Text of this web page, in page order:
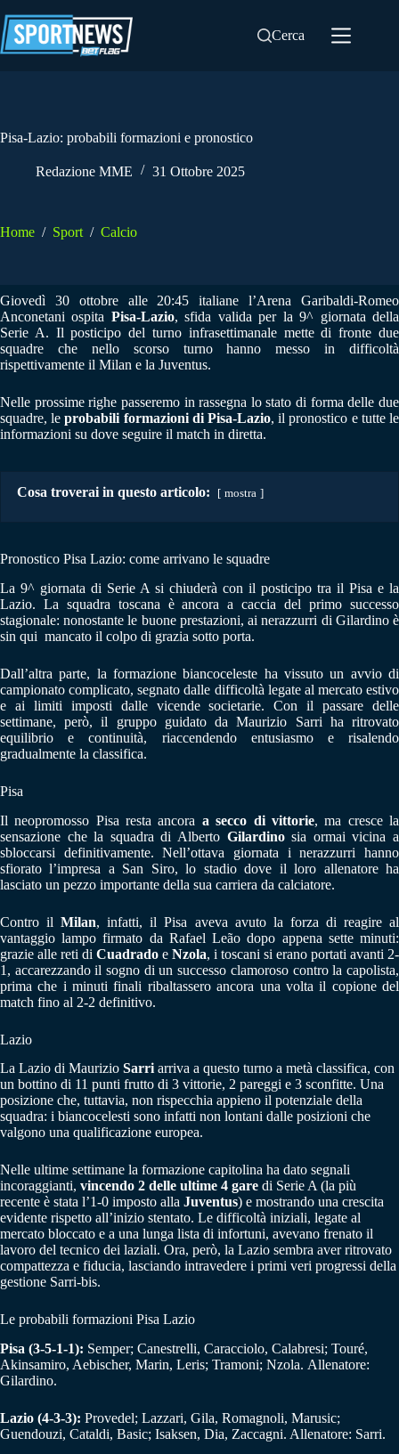
al
contenuto
Cerca
Pisa-Lazio: probabili formazioni e pronostico
Redazione MME 31 Ottobre 2025
Home / Sport / Calcio
Giovedì 30 ottobre alle 20:45 italiane l’Arena Garibaldi-Romeo
Anconetani ospita Pisa-Lazio, sfida valida per la 9^ giornata della
Serie A. Il posticipo del turno infrasettimanale mette di fronte due
squadre che nello scorso turno hanno messo in difficoltà
rispettivamente il Milan e la Juventus.
Nelle prossime righe passeremo in rassegna lo stato di forma delle due
squadre, leprobabili formazioni di Pisa-Lazio, il pronostico e tutte le
informazioni su dove seguire il match in diretta.
Cosa troverai in questo articolo: mostra
Pronostico Pisa Lazio: come arrivano le squadre
La 9^ giornata di Serie A si chiuderà con il posticipo tra il Pisa e la
Lazio. La squadra toscana è ancora a caccia del primo successo
stagionale: nonostante le buone prestazioni, ai nerazzurri di Gilardino è
sin qui mancato il colpo di grazia sotto porta.
Dall’altra parte, la formazione biancoceleste ha vissuto un avvio di
campionato complicato, segnato dalle difficoltà legate al mercato estivo
e ai limiti imposti dalle vicende societarie. Con il passare delle
settimane, però, il gruppo guidato da Maurizio Sarri ha ritrovato
equilibrio e continuità, riaccendendo entusiasmo e risalendo
gradualmente la classifica.
Pisa
Il neopromosso Pisa resta ancora a secco di vittorie, ma cresce la
sensazione che la squadra di Alberto Gilardinosia ormai vicina a
sbloccarsi definitivamente. Nell’ottava giornata i nerazzurri hanno
sfiorato l’impresa a San Siro, lo stadio dove il loro allenatore ha
lasciato un pezzo importante della sua carriera da calciatore.
Contro ilMilan, infatti, il Pisa aveva avuto la forza di reagire al
vantaggio lampo firmato da Rafael Leão dopo appena sette minuti:
grazie alle reti di Cuadrado e Nzola, i toscani si erano portati avanti 2-
1, accarezzando il sogno di un successo clamoroso contro la capolista,
prima che i minuti finali ribaltassero ancora una volta il copione del
match fino al 2-2 definitivo.
Lazio
La Lazio di Maurizio Sarri arriva a questo turno a metà classifica, con
un bottino di 11 punti frutto di 3 vittorie, 2 pareggi e 3 sconfitte. Una
posizione che, tuttavia, non rispecchia appieno il potenziale della
squadra: i biancocelesti sono infatti non lontani dalle posizioni che
valgono una qualificazione europea.
Nelle ultime settimane la formazione capitolina ha dato segnali
incoraggianti, vincendo 2 delle ultime 4 gare di Serie A (la più
recente è stata l’1-0 imposto alla Juventus) e mostrando una crescita
evidente rispetto all’inizio stentato. Le difficoltà iniziali, legate al
mercato bloccato e a una lunga lista di infortuni, avevano frenato il
lavoro del tecnico dei laziali. Ora, però, la Lazio sembra aver ritrovato
compattezza e fiducia, lasciando intravedere i primi veri progressi della
gestione Sarri-bis.
Le probabili formazioni Pisa Lazio
Pisa (3-5-1-1): Semper; Canestrelli, Caracciolo, Calabresi; Touré,
Akinsamiro, Aebischer, Marin, Leris; Tramoni; Nzola. Allenatore:
Gilardino.
Lazio (4-3-3): Provedel; Lazzari, Gila, Romagnoli, Marusic;
Guendouzi, Cataldi, Basic; Isaksen, Dia, Zaccagni. Allenatore: Sarri.